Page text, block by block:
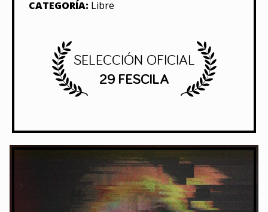
CATEGORÍA: Libre
SELECCIÓN OFICIAL
29 FESCILA